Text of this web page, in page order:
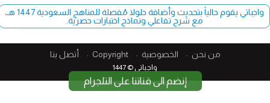
إنضم الى قناتنا على التلجرام
واجباتي يقوم حالياً بتحديث وأضافة حلولا مُفصلة للمناهج السعودية 1447 هـ،
مع شرح تفاعلي ونماذج اختبارات حصرية.
من نحن الخصوصية Copyright​ أتصل بنا
واجباتي © 1447